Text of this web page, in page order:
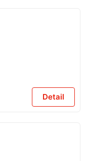
Detail